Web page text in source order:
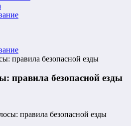
правила безопасной езды
правила безопасной езды